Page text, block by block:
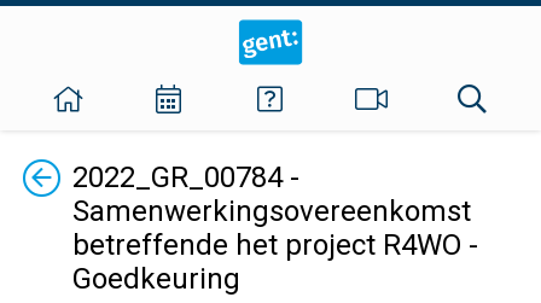
Terug2022_GR_00784 -
Samenwerkingsovereenkomst
betreffende het project R4WO -
Goedkeuring